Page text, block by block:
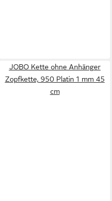
JOBO Kette ohne Anhänger
Zopfkette, 950 Platin 1 mm 45
cm